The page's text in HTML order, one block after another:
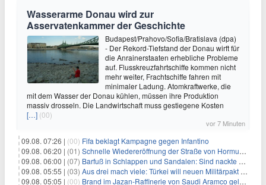
Wasserarme Donau wird zur
Asservatenkammer der Geschichte
Budapest/Prahovo/Sofia/Bratislava (dpa)
- Der Rekord-Tiefstand der Donau wirft für
die Anrainerstaaten erhebliche Probleme
auf. Flusskreuzfahrtschiffe kommen nicht
mehr weiter, Frachtschiffe fahren mit
minimaler Ladung. Atomkraftwerke, die
mit dem Wasser der Donau kühlen, müssen ihre Produktion
massiv drosseln. Die Landwirtschaft muss gestiegene Kosten
[…] (00)
vor 7 Minuten
09.08. 07:26 | (00) Fifa beklagt Kampagne gegen Infantino
09.08. 06:20 | (01) Schnelle Wiedereröffnung der Straße von Hormus ungewiss
09.08. 06:00 | (07) Barfuß in Schlappen und Sandalen: Sind nackte Füße eklig?
09.08. 05:55 | (03) Aus drei mach viele: Türkei will neuen Militärpakt erweitern
09.08. 05:05 | (00) Brand im Jazan-Raffinerie von Saudi Aramco gelöscht: Auswirkungen auf die Energiemärkte